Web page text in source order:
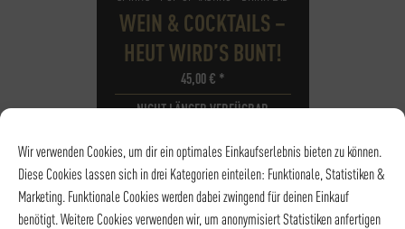
Wir verwenden Cookies, um dir ein optimales Einkaufserlebnis bieten zu können.
Diese Cookies lassen sich in drei Kategorien einteilen: Funktionale, Statistiken &
Marketing. Funktionale Cookies werden dabei zwingend für deinen Einkauf
benötigt. Weitere Cookies verwenden wir, um anonymisiert Statistiken anfertigen
WEIN & COCKTAILS –
HEUT WIRD’S BUNT!
45,00€ *
NICHT LÄNGER VERFÜGBAR
UHRZEIT 18:30 - 20:30
ORT Stammhaus |
Weinkeller